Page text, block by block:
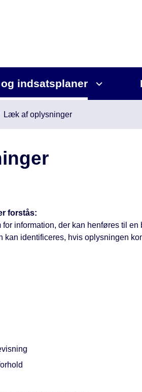
indsatsplaner
Læk af oplysninger
forstås:
information, der kan henføres til en
kan identificeres, hvis oplysningen